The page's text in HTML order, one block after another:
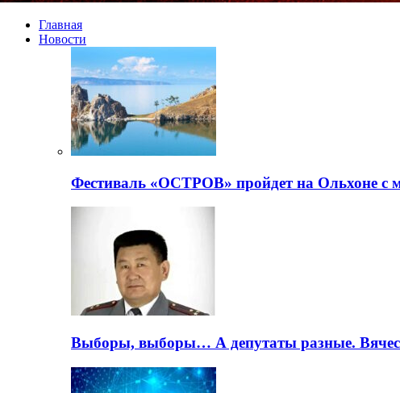
Главная
Новости
Фестиваль «ОСТРОВ» пройдет на Ольхоне
Выборы, выборы… А депутаты разные.